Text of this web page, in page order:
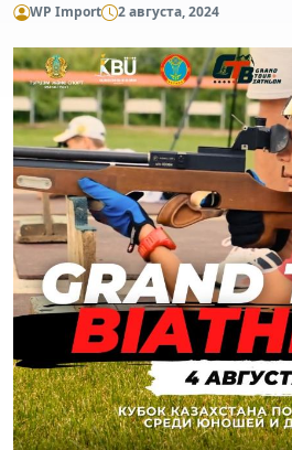
WP Import 2 августа, 2024